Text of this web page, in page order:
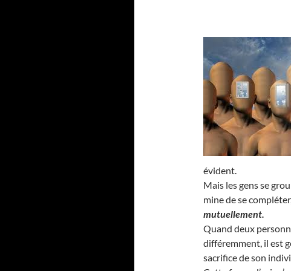
évident.
Mais les gens se
mine de se
mutuellement.
Quand deux
différemment, il est
sacrifice de son